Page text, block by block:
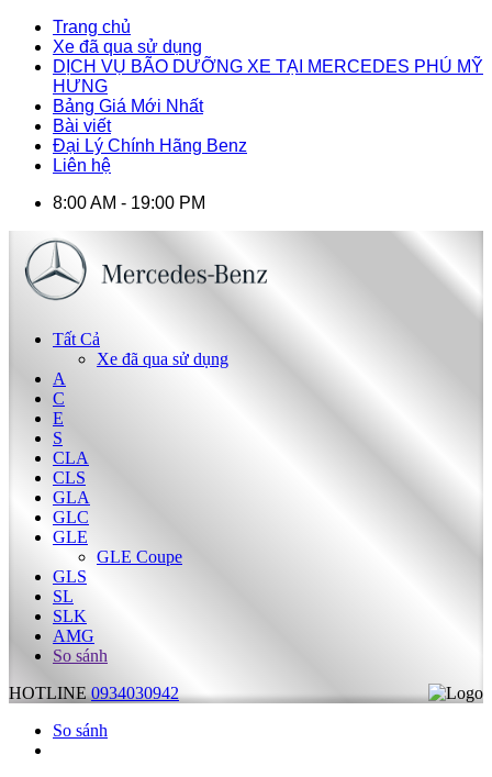
Trang chủ
Xe đã qua sử dụng
DỊCH VỤ BÃO DƯỠNG XE TẠI MERCEDES PHÚ MỸ
HƯNG
Bảng Giá Mới Nhất
Bài viết
Đại Lý Chính Hãng Benz
Liên hệ
8:00 AM - 19:00 PM
Tất Cả
Xe đã qua sử dụng
A
C
E
S
CLA
CLS
GLA
GLC
GLE
GLE Coupe
GLS
SL
SLK
AMG
So sánh
HOTLINE 0934030942
So sánh